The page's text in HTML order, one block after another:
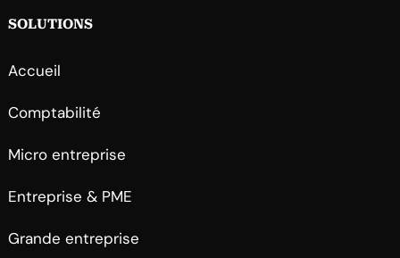
SOLUTIONS
Accueil
Comptabilité
Micro entreprise
Entreprise & PME
Grande entreprise